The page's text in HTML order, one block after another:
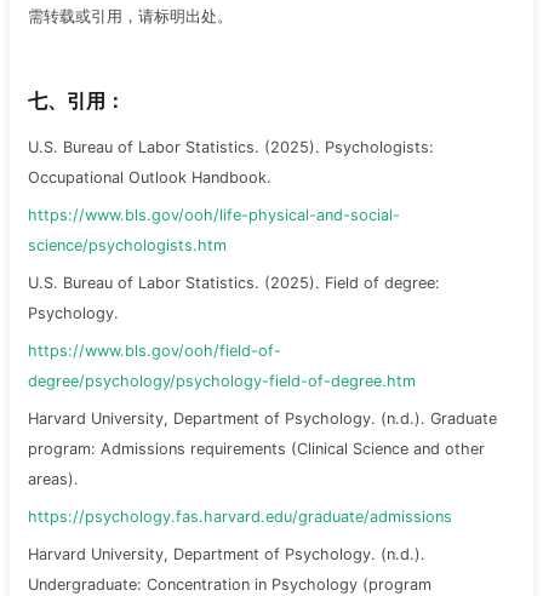
需转载或引用，请标明出处。
七、引用：
U.S. Bureau of Labor Statistics. (2025). Psychologists:
Occupational Outlook Handbook.
https://www.bls.gov/ooh/life-physical-and-social-
science/psychologists.htm
U.S. Bureau of Labor Statistics. (2025). Field of degree:
Psychology.
https://www.bls.gov/ooh/field-of-
degree/psychology/psychology-field-of-degree.htm
Harvard University, Department of Psychology. (n.d.). Graduate
program: Admissions requirements (Clinical Science and other
areas).
https://psychology.fas.harvard.edu/graduate/admissions
Harvard University, Department of Psychology. (n.d.).
Undergraduate: Concentration in Psychology (program